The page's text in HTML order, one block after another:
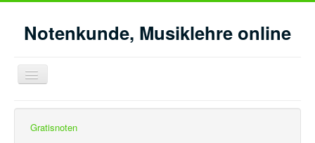
Notenkunde, Musiklehre online
Navigation
an/aus
Zeitgenössische Musikstile
Gratisnoten